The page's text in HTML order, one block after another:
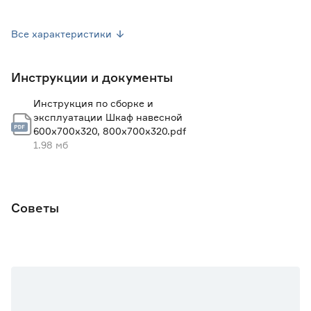
Гарантия 2 года
Все характеристики
Инструкции и документы
Инструкция по сборке и
эксплуатации Шкаф навесной
600х700х320, 800х700х320.pdf
1.98 мб
Советы